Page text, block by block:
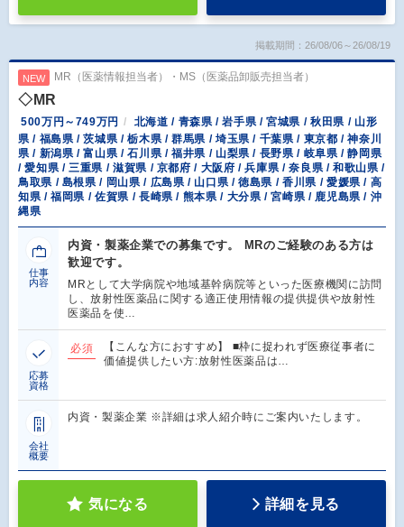
掲載期間：26/08/06～26/08/19
NEW MR（医薬情報担当者）・MS（医薬品卸販売担当者）
◇MR
500万円～749万円
北海道 / 青森県 / 岩手県 / 宮城県 / 秋田県 / 山形
県 / 福島県 / 茨城県 / 栃木県 / 群馬県 / 埼玉県 / 千葉県 / 東京都 / 神奈川
県 / 新潟県 / 富山県 / 石川県 / 福井県 / 山梨県 / 長野県 / 岐阜県 / 静岡県
/ 愛知県 / 三重県 / 滋賀県 / 京都府 / 大阪府 / 兵庫県 / 奈良県 / 和歌山県 /
鳥取県 / 島根県 / 岡山県 / 広島県 / 山口県 / 徳島県 / 香川県 / 愛媛県 / 高
知県 / 福岡県 / 佐賀県 / 長崎県 / 熊本県 / 大分県 / 宮崎県 / 鹿児島県 / 沖
縄県
仕事
内容
内資・製薬企業での募集です。 MRのご経験のある方は
歓迎です。
MRとして大学病院や地域基幹病院等といった医療機関に訪問
し、放射性医薬品に関する適正使用情報の提供提供や放射性
医薬品を使…
応募
資格
必須
【こんな方におすすめ】 ■枠に捉われず医療従事者に
価値提供したい方:放射性医薬品は…
会社
概要
内資・製薬企業 ※詳細は求人紹介時にご案内いたします。
気になる 詳細を見る